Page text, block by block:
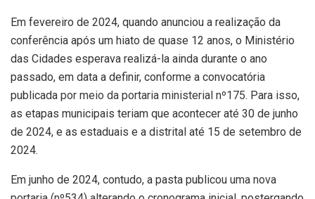
Em fevereiro de 2024, quando anunciou a realização da
conferência após um hiato de quase 12 anos, o Ministério
das Cidades esperava realizá-la ainda durante o ano
passado, em data a definir, conforme a convocatória
publicada por meio da portaria ministerial nº175. Para isso,
as etapas municipais teriam que acontecer até 30 de junho
de 2024, e as estaduais e a distrital até 15 de setembro de
2024.
Em junho de 2024, contudo, a pasta publicou uma nova